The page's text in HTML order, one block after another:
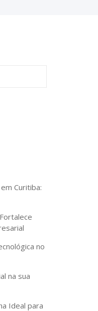
Curitiba:
no
na sua
Ideal para